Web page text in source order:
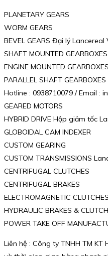
PLANETARY GEARS
WORM GEARS
BEVEL GEARS Đại lý Lancereal
SHAFT MOUNTED GEARBOXES
ENGINE MOUNTED GEARBOXES
PARALLEL SHAFT
Hotline : 0938710079 / Email :
GEARED MOTORS
HYBRID DRIVE Hộp giảm tốc
GLOBOIDAL CAM INDEXER
CUSTOM GEARING
CUSTOM TRANSMISSIONS
CENTRIFUGAL CLUTCHES
CENTRIFUGAL BRAKES
ELECTROMAGNETIC CLUTCHES
HYDRAULIC BRAKES &
POWER TAKE OFF
Liên hệ : Công ty TNHH TM